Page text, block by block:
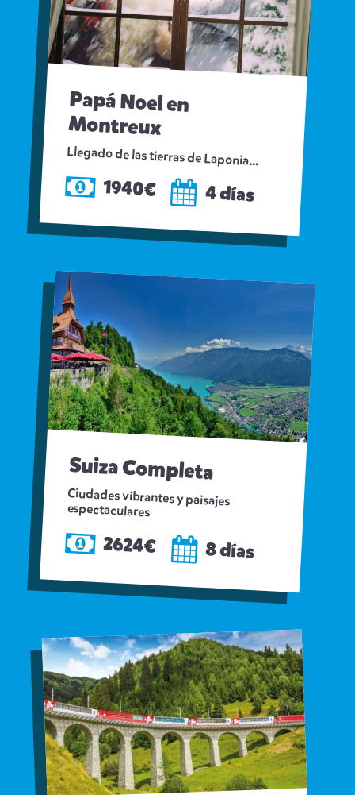
Papá Noel en
Montreux
Llegado de las tierras de Laponia...
1940€ 4 días
Suiza Completa
Ciudades vibrantes y paisajes
espectaculares
2624€ 8 días